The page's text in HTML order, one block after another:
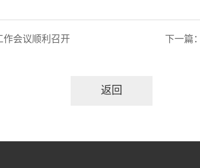
作会议顺利召开 下一篇：
返回